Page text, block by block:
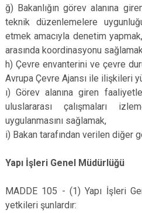
ğ) Bakanlığın görev alanına
teknik düzenlemelere
etmek amacıyla denetim
arasında koordinasyonu
h) Çevre envanterini ve çevre
Avrupa Çevre Ajansı ile ilişkileri
ı) Görev alanına giren
uluslararası çalışmaları
uygulanmasını sağlamak,
i) Bakan tarafından verilen diğer
Yapı İşleri Genel Müdürlüğü
MADDE 105 - (1) Yapı İşleri
yetkileri şunlardır: